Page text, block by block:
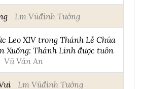
Lm Vũđình Tường
Leo XIV trong Thánh Lễ Chúa
Xuống: Thánh Linh được tuôn
Vũ Văn An
Lm Vũđình Tường